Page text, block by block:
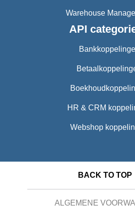
Warehouse
API
HR & CRM
Webshop
BACK TO TOP
ALGEMENE